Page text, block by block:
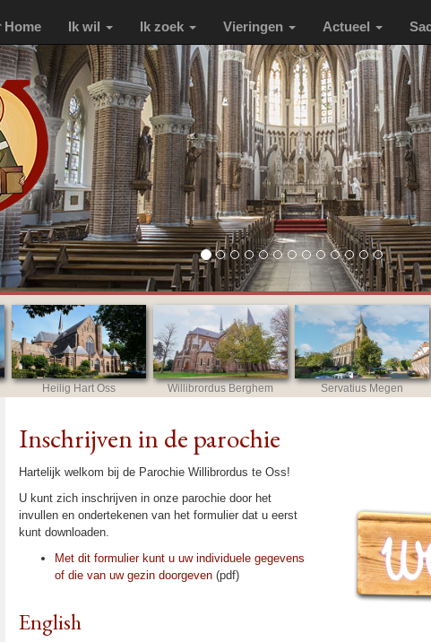
Home Ik wil Ik zoek Vieringen Actueel
Heilig Hart Oss Willibrordus Berghem Servatius Megen
Inschrijven in de parochie
Harte­lijk welkom bij de Pa­ro­chie Wil­li­brordus te Oss!
U kunt zich in­schrij­ven in onze pa­ro­chie door het
invullen en onder­te­ke­nen van het formulier dat u eerst
kunt down­loa­den.
Met dit formulier kunt u uw in­di­vi­duele gegevens
of die van uw gezin door­ge­ven(pdf)
English